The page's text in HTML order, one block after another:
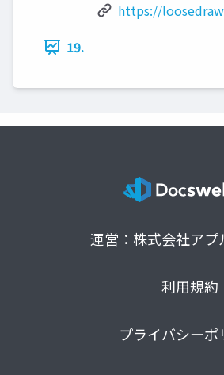
https://
19.
運営：株式会社アプ
利用規約
プライバシーポ